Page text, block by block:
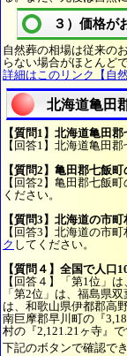
３）価格が
自然葬の相場は従来の
らない場合がほとんど
詳細はこのリンク【自
北海道亀田
【質問1】北海道亀田
【回答1】北海道亀田
【質問2】亀田郡七飯
【回答2】亀田郡七飯
ください。
【質問3】北海道の市
【回答3】北海道の市
ク してください。
【質問４】全国で人口
【回答４】「第1位」
「第2位」は、福島県
は、和歌山県伊都郡高
南巨摩郡早川町の『
村の『2,121.21ヶ寺』
下記のボタンで確認で